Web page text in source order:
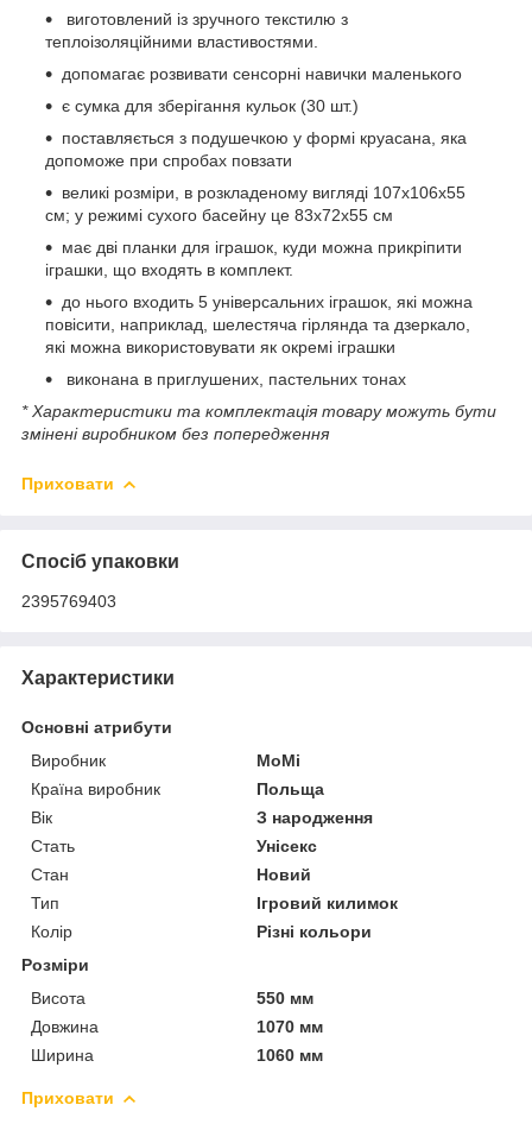
виготовлений із зручного текстилю з
теплоізоляційними властивостями.
допомагає розвивати сенсорні навички маленького
є сумка для зберігання кульок (30 шт.)
поставляється з подушечкою у формі круасана, яка
допоможе при спробах повзати
великі розміри, в розкладеному вигляді 107х106х55
см; у режимі сухого басейну це 83x72x55 см
має дві планки для іграшок, куди можна прикріпити
іграшки, що входять в комплект.
до нього входить 5 універсальних іграшок, які можна
повісити, наприклад, шелестяча гірлянда та дзеркало,
які можна використовувати як окремі іграшки
виконана в приглушених, пастельних тонах
* Характеристики та комплектація товару можуть бути
змінені виробником без попередження
Приховати
Спосіб упаковки
2395769403
Характеристики
Основні атрибути
Виробник
MoMi
Країна виробник
Польща
Вік
З народження
Стать
Унісекс
Стан
Новий
Тип
Ігровий килимок
Колір
Різні кольори
Розміри
Висота
550 мм
Довжина
1070 мм
Ширина
1060 мм
Приховати